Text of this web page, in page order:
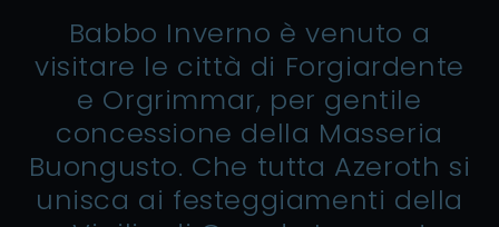
Babbo Inverno è venuto a
visitare le città di Forgiardente
e Orgrimmar, per gentile
concessione della Masseria
Buongusto. Che tutta Azeroth si
unisca ai festeggiamenti della